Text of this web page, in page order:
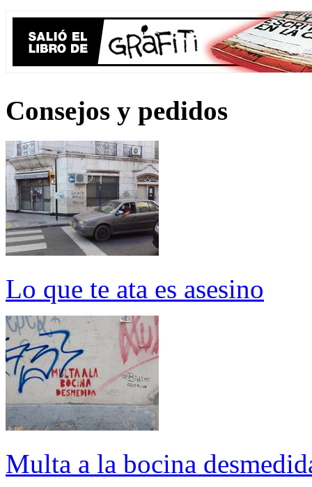
Consejos y pedidos
Lo que te ata es asesino
Multa a la bocina